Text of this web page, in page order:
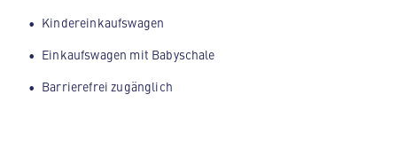
Kindereinkaufswagen
Einkaufswagen mit Babyschale
Barrierefrei zugänglich